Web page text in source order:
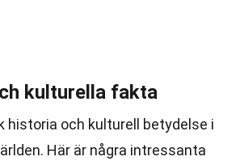
kulturella fakta
historia och kulturell betydelse i
Här är några intressanta